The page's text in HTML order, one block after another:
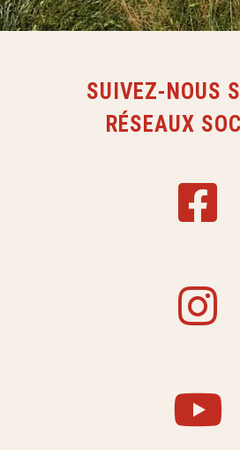
SUIVEZ-NOUS
RÉSEAUX